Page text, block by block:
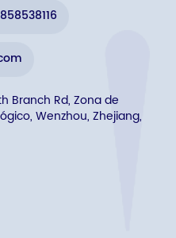
Branch Rd, Zona de
Wenzhou, Zhejiang,